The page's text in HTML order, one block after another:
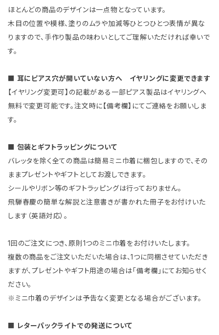
ほとんどの商品のデザインは一点物となっています。
木目の位置や模様、塗りのムラや加減等ひとつひとつ表情が異な
りますので、手作り製品の味わいとしてご理解いただければ幸いで
す。
■ 耳にピアス穴が開いていない方へ イヤリングに変更できます
【イヤリング変更可】の記載がある一部ピアス製品はイヤリングへ
無料で変更可能です。注文時に【備考欄】にてご連絡をお願いしま
す。
■ 包装とギフトラッピングについて
バレッタを除く全ての商品は簡易ミニ巾着に梱包しますので、その
ままプレゼントやギフトとしてお渡しできます。
シールやリボン等のギフトラッピングは行っておりません。
飛騨春慶の簡単な解説と注意書きが書かれた冊子をお付けいた
します（英語対応）。
1回のご注文につき、原則1つのミニ巾着をお付けいたします。
複数の商品をご注文いただいた場合は、1つに同梱させていただき
ますが、プレゼントやギフト用途の場合は「備考欄」にてお知らせく
ださい。
※ミニ巾着のデザインは予告なく変更となる場合がございます。
■ レターパックライトでの発送について